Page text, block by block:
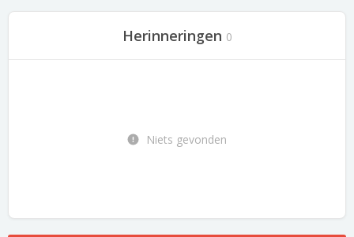
Herinneringen 0
Niets gevonden